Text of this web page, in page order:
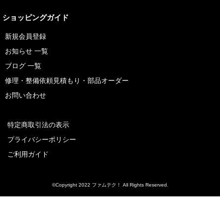
ショッピングガイド
新規会員登録
お知らせ 一覧
ブログ 一覧
修理・整備依頼見積もり・部品オーダー
お問い合わせ
特定商取引法の表示
プライバシーポリシー
ご利用ガイド
©Copyright 2022 ファムテク！ All Rights Reserved.